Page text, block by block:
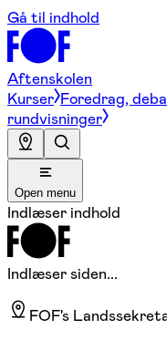
Gå til indhold
Aftenskolen
Kurser Foredrag,
rundvisninger
Open menu
Indlæser indhold
Indlæser siden...
FOF's